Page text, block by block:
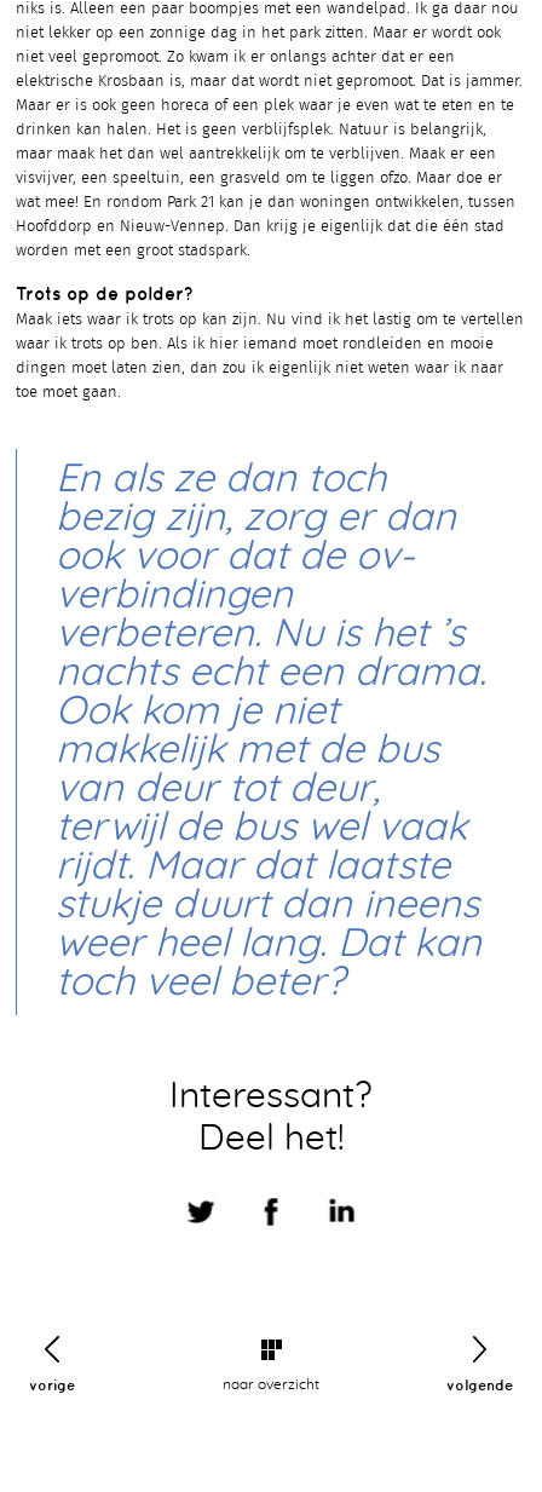
niks is. Alleen een paar boompjes met een wandelpad. Ik ga daar nou
niet lekker op een zonnige dag in het park zitten. Maar er wordt ook
niet veel gepromoot. Zo kwam ik er onlangs achter dat er een
elektrische Krosbaan is, maar dat wordt niet gepromoot. Dat is jammer.
Maar er is ook geen horeca of een plek waar je even wat te eten en te
drinken kan halen. Het is geen verblijfsplek. Natuur is belangrijk,
maar maak het dan wel aantrekkelijk om te verblijven. Maak er een
visvijver, een speeltuin, een grasveld om te liggen ofzo. Maar doe er
wat mee! En rondom Park 21 kan je dan woningen ontwikkelen, tussen
Hoofddorp en Nieuw-Vennep. Dan krijg je eigenlijk dat die één stad
worden met een groot stadspark.
Trots op de polder?
Maak iets waar ik trots op kan zijn. Nu vind ik het lastig om te vertellen
waar ik trots op ben. Als ik hier iemand moet rondleiden en mooie
dingen moet laten zien, dan zou ik eigenlijk niet weten waar ik naar
toe moet gaan.
En als ze dan toch
bezig zijn, zorg er dan
ook voor dat de ov-
verbindingen
verbeteren. Nu is het ’s
nachts echt een drama.
Ook kom je niet
makkelijk met de bus
van deur tot deur,
terwijl de bus wel vaak
rijdt. Maar dat laatste
stukje duurt dan ineens
weer heel lang. Dat kan
toch veel beter?
Interessant?
Deel het!
vorige naar overzicht volgende